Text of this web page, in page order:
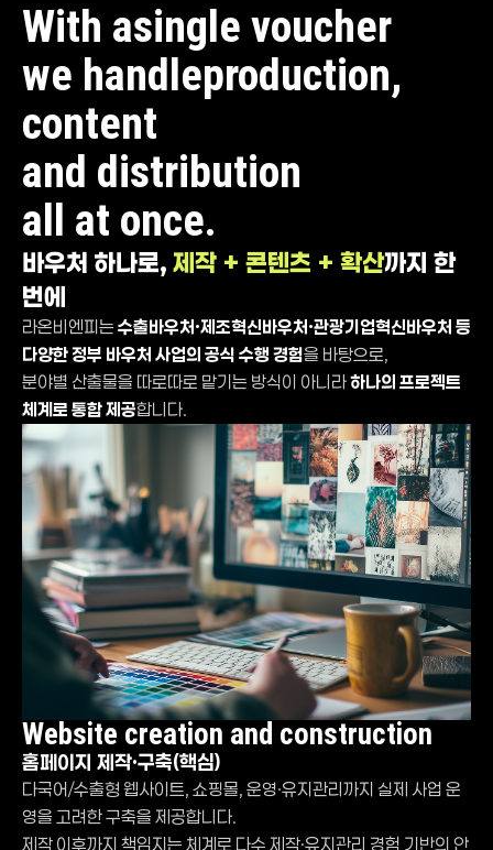
With asingle voucher
we handleproduction,
content
and distribution
all at once.
바우처 하나로, 제작 + 콘텐츠 + 확산까지 한
번에
라온비엔피는 수출바우처·제조혁신바우처·관광기업혁신바우처 등
다양한 정부 바우처 사업의 공식 수행 경험을 바탕으로,
분야별 산출물을 따로따로 맡기는 방식이 아니라하나의 프로젝트
체계로 통합 제공합니다.
Website creation and construction
홈페이지 제작·구축(핵심)
다국어/수출형 웹사이트, 쇼핑몰, 운영·유지관리까지 실제 사업 운
영을 고려한 구축을 제공합니다.
제작 이후까지 책임지는 체계로 다수 제작·유지관리 경험 기반의 안